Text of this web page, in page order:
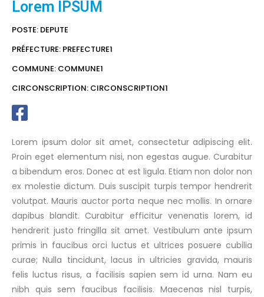
Lorem IPSUM
POSTE: DEPUTE
PRÉFECTURE: PREFECTURE1
COMMUNE: COMMUNE1
CIRCONSCRIPTION: CIRCONSCRIPTION1
Lorem ipsum dolor sit amet, consectetur adipiscing elit.
Proin eget elementum nisi, non egestas augue. Curabitur
a bibendum eros. Donec at est ligula. Etiam non dolor non
ex molestie dictum. Duis suscipit turpis tempor hendrerit
volutpat. Mauris auctor porta neque nec mollis. In ornare
dapibus blandit. Curabitur efficitur venenatis lorem, id
hendrerit justo fringilla sit amet. Vestibulum ante ipsum
primis in faucibus orci luctus et ultrices posuere cubilia
curae; Nulla tincidunt, lacus in ultricies gravida, mauris
felis luctus risus, a facilisis sapien sem id urna. Nam eu
nibh quis sem faucibus facilisis. Maecenas nisl turpis,